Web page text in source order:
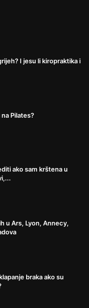
I jesu li kiropraktika i
Pilates?
ako sam krštena u
u Ars, Lyon, Annecy,
braka ako su